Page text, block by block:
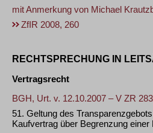
mit Anmerkung von Michael
ZfIR 2008, 260
RECHTSPRECHUNG IN
Vertragsrecht
BGH, Urt. v. 12.10.2007 – V ZR
51. Geltung des
Kaufvertrag über Begrenzung einer